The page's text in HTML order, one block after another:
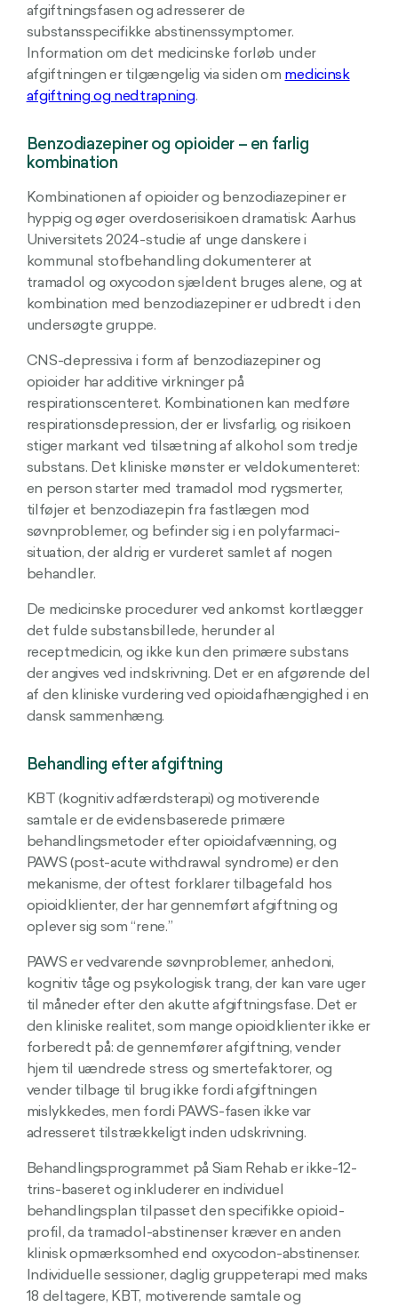
afgiftningsfasen og adresserer de
substansspecifikke abstinenssymptomer.
Information om det medicinske forløb under
afgiftningen er tilgængelig via siden om medicinsk
afgiftning og nedtrapning.
Benzodiazepiner og opioider – en farlig
kombination
Kombinationen af opioider og benzodiazepiner er
hyppig og øger overdoserisikoen dramatisk: Aarhus
Universitets 2024-studie af unge danskere i
kommunal stofbehandling dokumenterer at
tramadol og oxycodon sjældent bruges alene, og at
kombination med benzodiazepiner er udbredt i den
undersøgte gruppe.
CNS-depressiva i form af benzodiazepiner og
opioider har additive virkninger på
respirationscenteret. Kombinationen kan medføre
respirationsdepression, der er livsfarlig, og risikoen
stiger markant ved tilsætning af alkohol som tredje
substans. Det kliniske mønster er veldokumenteret:
en person starter med tramadol mod rygsmerter,
tilføjer et benzodiazepin fra fastlægen mod
søvnproblemer, og befinder sig i en polyfarmaci-
situation, der aldrig er vurderet samlet af nogen
behandler.
De medicinske procedurer ved ankomst kortlægger
det fulde substansbillede, herunder al
receptmedicin, og ikke kun den primære substans
der angives ved indskrivning. Det er en afgørende del
af den kliniske vurdering ved opioidafhængighed i en
dansk sammenhæng.
Behandling efter afgiftning
KBT (kognitiv adfærdsterapi) og motiverende
samtale er de evidensbaserede primære
behandlingsmetoder efter opioidafvænning, og
PAWS (post-acute withdrawal syndrome) er den
mekanisme, der oftest forklarer tilbagefald hos
opioidklienter, der har gennemført afgiftning og
oplever sig som “rene.”
PAWS er vedvarende søvnproblemer, anhedoni,
kognitiv tåge og psykologisk trang, der kan vare uger
til måneder efter den akutte afgiftningsfase. Det er
den kliniske realitet, som mange opioidklienter ikke er
forberedt på: de gennemfører afgiftning, vender
hjem til uændrede stress og smertefaktorer, og
vender tilbage til brug ikke fordi afgiftningen
mislykkedes, men fordi PAWS-fasen ikke var
adresseret tilstrækkeligt inden udskrivning.
Behandlingsprogrammet på Siam Rehab er ikke-12-
trins-baseret og inkluderer en individuel
behandlingsplan tilpasset den specifikke opioid-
profil, da tramadol-abstinenser kræver en anden
klinisk opmærksomhed end oxycodon-abstinenser.
Individuelle sessioner, daglig gruppeterapi med maks
18 deltagere, KBT, motiverende samtale og